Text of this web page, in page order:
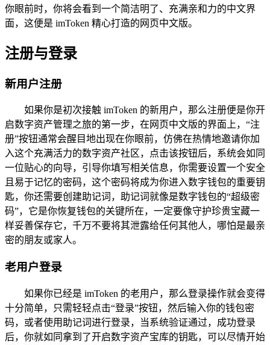
你眼前时，你将会看到一个简洁明了、充满亲和力的中文界
面，这便是 imToken 精心打造的网页中文版。
注册与登录
新用户注册
如果你是初次接触 imToken 的新用户，那么注册便是你开
启数字资产管理之旅的第一步，在网页中文版的界面上，“注
册”按钮通常会醒目地出现在你眼前，仿佛在热情地邀请你加
入这个充满活力的数字资产社区，点击该按钮后，系统会如同
一位贴心的向导，引导你填写相关信息，你需要设置一个安全
且易于记忆的密码，这个密码将成为你进入数字钱包的重要钥
匙，你还需要创建助记词，助记词就像是数字钱包的“超级密
码”，它是你恢复钱包的关键所在，一定要像守护珍贵宝藏一
样妥善保存它，千万不要将其泄露给任何其他人，哪怕是最亲
密的朋友或家人。
老用户登录
如果你已经是 imToken 的老用户，那么登录操作就会变得
十分简单，只需轻轻点击“登录”按钮，然后输入你的钱包密
码，或者使用助记词进行登录，当系统验证通过，成功登录
后，你就如同拿到了开启数字资产宝库的钥匙，可以尽情开始